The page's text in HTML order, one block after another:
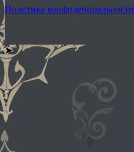
Политика конфиденциальности
➤